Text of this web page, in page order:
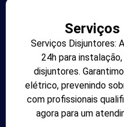
Serviços Disjuntores:
24h para
disjuntores.
elétrico, prevenindo
com profissionais
agora para um